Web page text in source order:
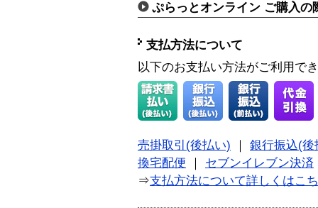
ぷらっとオンライン ご購入の
支払方法について
以下のお支払い方法がご利用で
売掛取引(後払い)
銀行振込(後
換宅配便
セブンイレブン決済
⇒支払方法について詳しくはこ